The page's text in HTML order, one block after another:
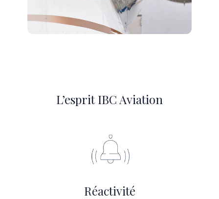
L’esprit IBC Aviation
Réactivité